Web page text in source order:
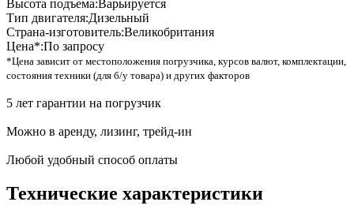
Высота подъема:Варьируется
Тип двигателя:Дизельный
Страна-изготовитель:Великобритания
Цена*:По запросу
*Цена зависит от местоположения погрузчика, курсов валют, комплектации,
состояния техники (для б/у товара) и других факторов
5 лет гарантии на погрузчик
Можно в аренду, лизинг, трейд-ин
Любой удобный способ оплаты
Технические характеристики